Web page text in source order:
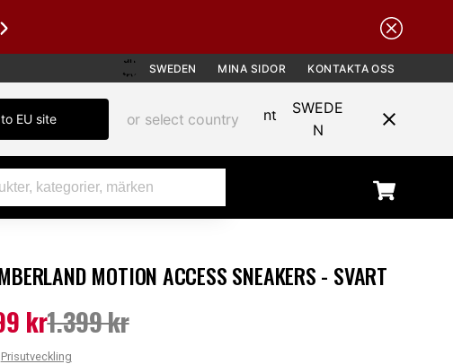
SWEDEN MINA SIDOR KONTAKTA OSS
EU site or select country
SWEDE
N
MOTION ACCESS SNEAKERS - SVART
pris:999 krTidigare pris
kr1.399 kr
Prisutveckling